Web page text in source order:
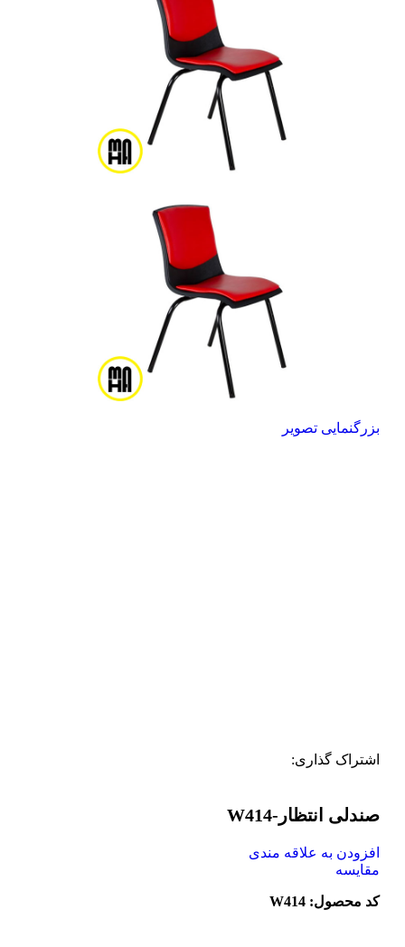
بزرگنمایی تصویر
اشتراک گذاری:
صندلی انتظار-W414
افزودن به علاقه مندی
مقایسه
کد محصول: W414